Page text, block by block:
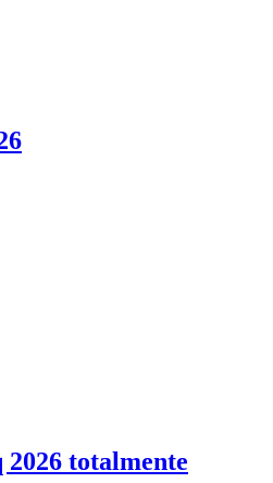
totalmente